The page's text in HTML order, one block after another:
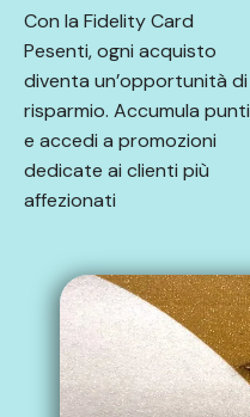
Con la Fidelity Card
Pesenti, ogni acquisto
diventa un’opportunità di
risparmio. Accumula punti
e accedi a promozioni
dedicate ai clienti più
affezionati